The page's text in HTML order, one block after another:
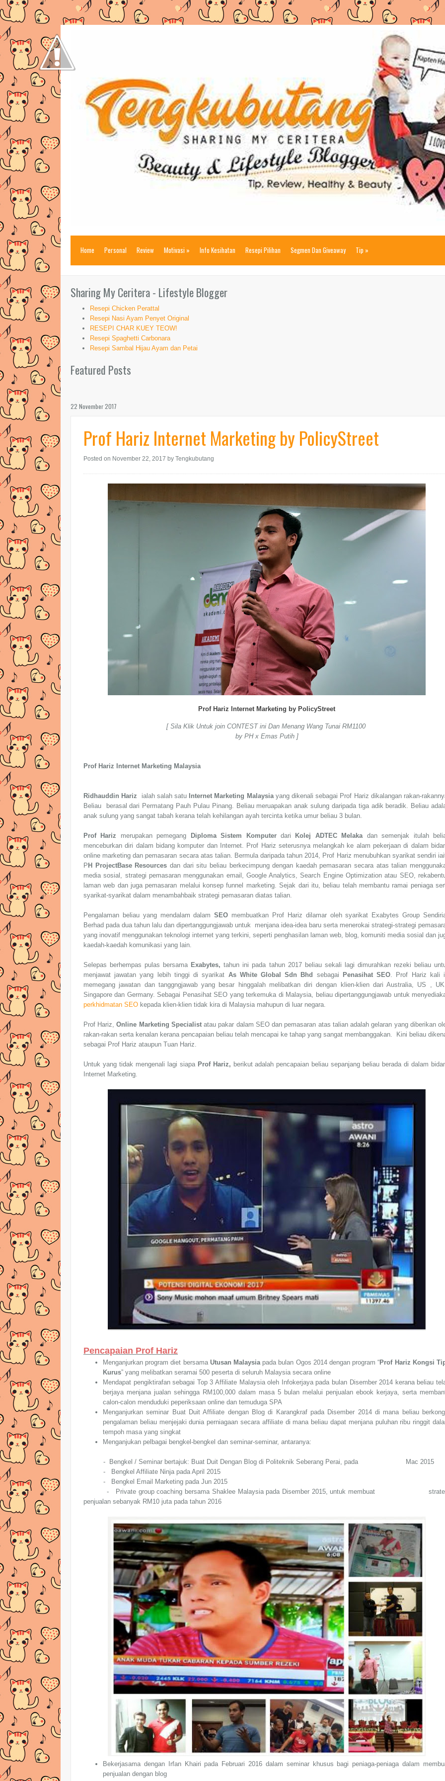
Home Personal Review Motivasi » Info Kesihatan Resepi Pilihan Segmen Dan Giveaway Tip »
Sharing My Ceritera - Lifestyle Blogger
Resepi Chicken Perattal
Resepi Nasi Ayam Penyet Original
RESEPI CHAR KUEY TEOW!
Resepi Spaghetti Carbonara
Resepi Sambal Hijau Ayam dan Petai
Featured Posts
22 November 2017
Prof Hariz Internet Marketing by PolicyStreet
Posted on November 22, 2017 by Tengkubutang
Prof Hariz Internet Marketing by PolicyStreet
[ Sila Klik Untuk join CONTEST ini Dan Menang Wang Tunai RM1100
by PH x Emas Putih ]
Prof Hariz Internet Marketing Malaysia
Ridhauddin Hariz ialah salah satu Internet Marketing Malaysiayang dikenali sebagai Prof Hariz dikalangan rakan-
Beliau berasal dari Permatang Pauh Pulau Pinang. Beliau meruapakan anak sulung daripada tiga adik beradik. Beliau
anak sulung yang sangat tabah kerana telah kehilangan ayah tercinta ketika umur beliau 3 bulan.
Prof Hariz merupakan pemegang Diploma Sistem Komputerdari Kolej ADTEC Melakadan semenjak itulah
menceburkan diri dalam bidang komputer dan Internet. Prof Hariz seterusnya melangkah ke alam pekerjaan di dalam
online marketing dan pemasaran secara atas talian. Bermula daripada tahun 2014, Prof Hariz menubuhkan syarikat sendiri
P H ProjectBase Resources dan dari situ beliau berkecimpung dengan kaedah pemasaran secara atas talian
media sosial, strategi pemasaran menggunakan email, Google Analytics, Search Engine Optimization atau SEO,
laman web dan juga pemasaran melalui konsep funnel marketing. Sejak dari itu, beliau telah membantu ramai peniaga
syarikat-syarikat dalam menambahbaik strategi pemasaran diatas talian.
Pengalaman beliau yang mendalam dalamSEO membuatkan Prof Hariz dilamar oleh syarikat Exabytes Group
Berhad pada dua tahun lalu dan dipertanggungjawab untuk menjana idea-idea baru serta menerokai strategi-strategi
yang inovatif menggunakan teknologi internet yang terkini, seperti penghasilan laman web, blog, komuniti media sosial dan
kaedah-kaedah komunikasi yang lain.
Selepas berhempas pulas bersama Exabytes,tahun ini pada tahun 2017 beliau sekali lagi dimurahkan rezeki beliau
menjawat jawatan yang lebih tinggi di syarikat As White Global Sdn Bhd sebagai Penasihat SEO. Prof Hariz kali
memegang jawatan dan tanggngjawab yang besar hinggalah melibatkan diri dengan klien-klien dari Australia, US ,
Singapore dan Germany. Sebagai Penasihat SEO yang terkemuka di Malaysia, beliau dipertanggungjawab untuk
perkhidmatan SEO kepada klien-klien tidak kira di Malaysia mahupun di luar negara.
Prof Hariz,Online Marketing Specialistatau pakar dalam SEO dan pemasaran atas talian adalah gelaran yang diberikan
rakan-rakan serta kenalan kerana pencapaian beliau telah mencapai ke tahap yang sangat membanggakan. Kini beliau
sebagai Prof Hariz ataupun Tuan Hariz.
Untuk yang tidak mengenali lagi siapa Prof Hariz, berikut adalah pencapaian beliau sepanjang beliau berada di dalam
Internet Marketing.
Pencapaian Prof Hariz
Menganjurkan program diet bersama Utusan Malaysiapada bulan Ogos 2014 dengan program “Prof Hariz Kongsi
Kurus” yang melibatkan seramai 500 peserta di seluruh Malaysia secara online
Mendapat pengiktirafan sebagai Top 3 Affiliate Malaysia oleh Infokerjaya pada bulan Disember 2014 kerana beliau
berjaya menjana jualan sehingga RM100,000 dalam masa 5 bulan melalui penjualan ebook kerjaya, serta
calon-calon menduduki peperiksaan online dan temuduga SPA
Menganjurkan seminar Buat Duit Affiliate dengan Blog di Karangkraf pada Disember 2014 di mana beliau
pengalaman beliau menjejaki dunia perniagaan secara affiliate di mana beliau dapat menjana puluhan ribu ringgit
tempoh masa yang singkat
Menganjukan pelbagai bengkel-bengkel dan seminar-seminar, antaranya:
- Bengkel / Seminar bertajuk: Buat Duit Dengan Blog di Politeknik Seberang Perai, pada Mac 2015
- Bengkel Affiliate Ninja pada April 2015
- Bengkel Email Marketing pada Jun 2015
- Private group coaching bersama Shaklee Malaysia pada Disember 2015, untuk membuat
penjualan sebanyak RM10 juta pada tahun 2016
Bekerjasama dengan Irfan Khairi pada Februari 2016 dalam seminar khusus bagi peniaga-peniaga dalam
penjualan dengan blog